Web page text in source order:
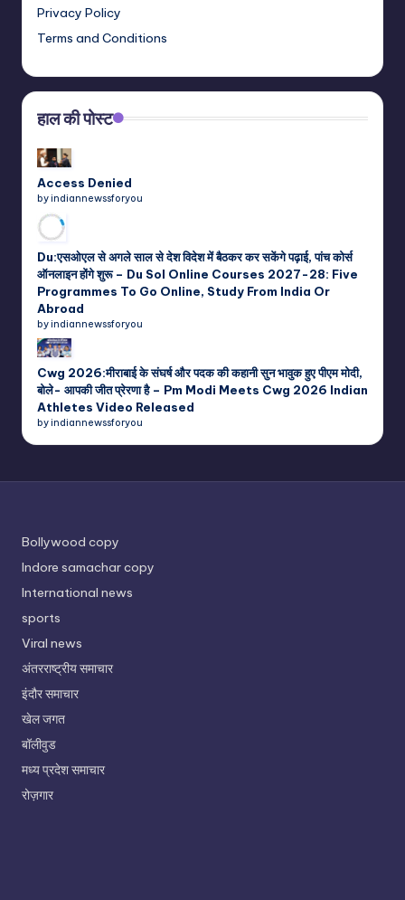
Privacy Policy
Terms and Conditions
हाल की पोस्ट
Access Denied
by indiannewssforyou
Du:एसओएल से अगले साल से देश विदेश में बैठकर कर सकेंगे पढ़ाई, पांच कोर्स
ऑनलाइन होंगे शुरू – Du Sol Online Courses 2027-28: Five
Programmes To Go Online, Study From India Or
Abroad
by indiannewssforyou
Cwg 2026:मीराबाई के संघर्ष और पदक की कहानी सुन भावुक हुए पीएम मोदी,
बोले- आपकी जीत प्रेरणा है – Pm Modi Meets Cwg 2026 Indian
Athletes Video Released
by indiannewssforyou
Bollywood copy
Indore samachar copy
International news
sports
Viral news
अंतरराष्ट्रीय समाचार
इंदौर समाचार
खेल जगत
बॉलीवुड
मध्य प्रदेश समाचार
रोज़गार